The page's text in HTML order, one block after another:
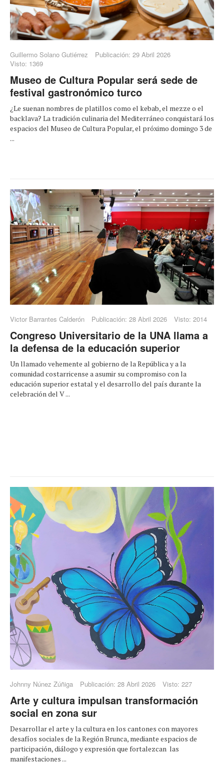
Guillermo Solano Gutiérrez
Publicación: 29 Abril 2026
Visto: 1369
Museo de Cultura Popular será sede de
festival gastronómico turco
¿Le suenan nombres de platillos como el kebab, el mezze o el
backlava? La tradición culinaria del Mediterráneo conquistará los
espacios del Museo de Cultura Popular, el próximo domingo 3 de
...
Victor Barrantes Calderón Publicación: 28 Abril 2026 Visto: 2014
Congreso Universitario de la UNA llama a
la defensa de la educación superior
Un llamado vehemente al gobierno de la República y a la
comunidad costarricense a asumir su compromiso con la
educación superior estatal y el desarrollo del país durante la
celebración del V ...
Johnny Núnez Zúñiga Publicación: 28 Abril 2026 Visto: 227
Arte y cultura impulsan transformación
social en zona sur
Desarrollar el arte y la cultura en los cantones con mayores
desafíos sociales de la Región Brunca, mediante espacios de
participación, diálogo y expresión que fortalezcan las
manifestaciones ...